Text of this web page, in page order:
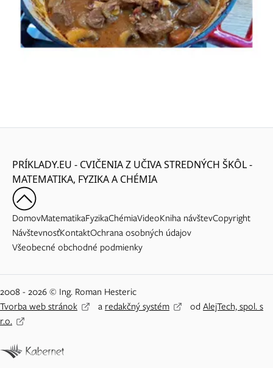
PRÍKLADY.EU - CVIČENIA Z UČIVA STREDNÝCH ŠKÔL -
MATEMATIKA, FYZIKA A CHÉMIA
DomovMatematikaFyzikaChémiaVideoKniha návštevCopyright
NávštevnosťKontaktOchrana osobných údajov
Všeobecné obchodné podmienky
2008 - 2026 © Ing. Roman Hesteric
Tvorba web stránok
a redakčný systém od AlejTech, spol. s
r.o.